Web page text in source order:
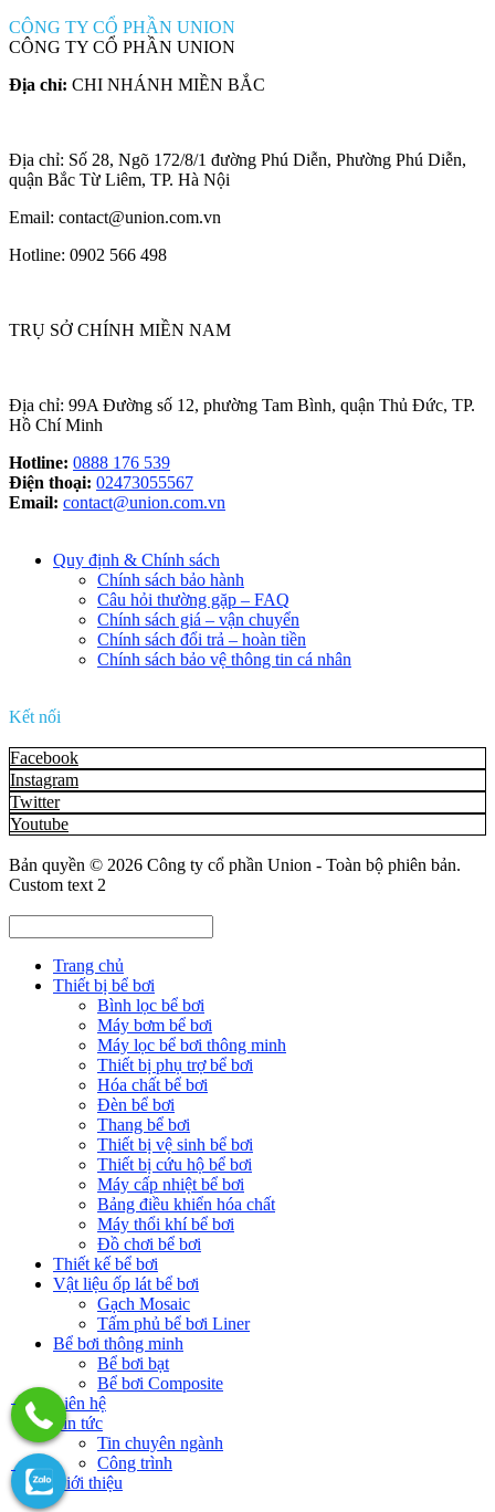
CÔNG TY CỔ PHẦN UNION
CÔNG TY CỔ PHẦN UNION
Địa chỉ: CHI NHÁNH MIỀN BẮC
Địa chỉ: Số 28, Ngõ 172/8/1 đường Phú Diễn, Phường Phú Diễn,
quận Bắc Từ Liêm, TP. Hà Nội
Email: contact@union.com.vn
Hotline: 0902 566 498
TRỤ SỞ CHÍNH MIỀN NAM
Địa chỉ: 99A Đường số 12, phường Tam Bình, quận Thủ Đức, TP.
Hồ Chí Minh
Hotline: 0888 176 539
Điện thoại: 02473055567
Email: contact@union.com.vn
Quy định & Chính sách
Chính sách bảo hành
Câu hỏi thường gặp – FAQ
Chính sách giá – vận chuyển
Chính sách đổi trả – hoàn tiền
Chính sách bảo vệ thông tin cá nhân
Kết nối
Facebook
Instagram
Twitter
Youtube
Bản quyền © 2026 Công ty cổ phần Union - Toàn bộ phiên bản.
Custom text 2
Trang chủ
Thiết bị bể bơi
Bình lọc bể bơi
Máy bơm bể bơi
Máy lọc bể bơi thông minh
Thiết bị phụ trợ bể bơi
Hóa chất bể bơi
Đèn bể bơi
Thang bể bơi
Thiết bị vệ sinh bể bơi
Thiết bị cứu hộ bể bơi
Máy cấp nhiệt bể bơi
Bảng điều khiển hóa chất
Máy thổi khí bể bơi
Đồ chơi bể bơi
Thiết kế bể bơi
Vật liệu ốp lát bể bơi
Gạch Mosaic
Tấm phủ bể bơi Liner
Bể bơi thông minh
Bể bơi bạt
Bể bơi Composite
Liên hệ
Tin tức
Tin chuyên ngành
Công trình
Giới thiệu